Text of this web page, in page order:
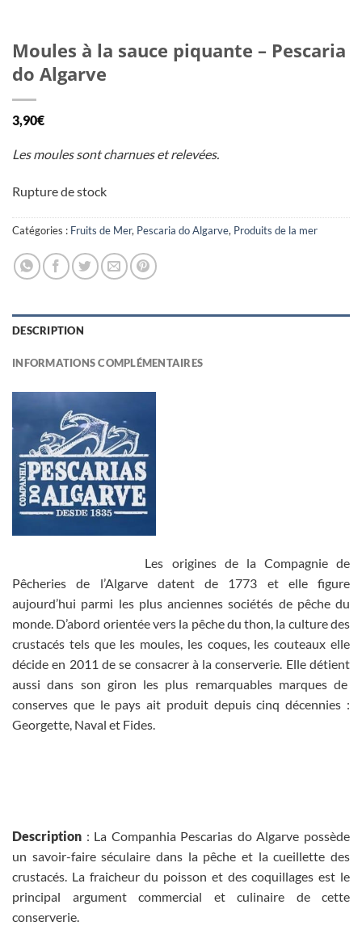
Moules à la sauce piquante – Pescaria
do Algarve
3,90€
Les moules sont charnues et relevées.
Rupture de stock
Catégories : Fruits de Mer, Pescaria do Algarve, Produits de la mer
DESCRIPTION
INFORMATIONS COMPLÉMENTAIRES
Les origines de la Compagnie de
Pêcheries de l’Algarve datent de 1773 et elle figure
aujourd’hui parmi les plus anciennes sociétés de pêche du
monde. D’abord orientée vers la pêche du thon, la culture des
crustacés tels que les moules, les coques, les couteaux elle
décide en 2011 de se consacrer à la conserverie. Elle détient
aussi dans son giron les plus remarquables marques de
conserves que le pays ait produit depuis cinq décennies :
Georgette, Naval et Fides.
Description : La Companhia Pescarias do Algarve possède
un savoir-faire séculaire dans la pêche et la cueillette des
crustacés. La fraicheur du poisson et des coquillages est le
principal argument commercial et culinaire de cette
conserverie.